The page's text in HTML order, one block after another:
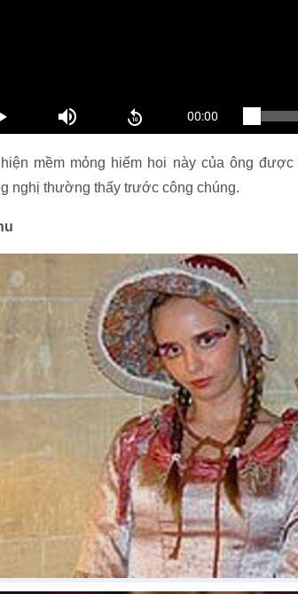
Putin duỗi tay, giãn cơ mặt và nở nụ cười,
mềm mỏng hiếm hoi này của ông
nghị thường thấy trước công chúng.